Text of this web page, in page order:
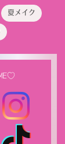
夏メイク